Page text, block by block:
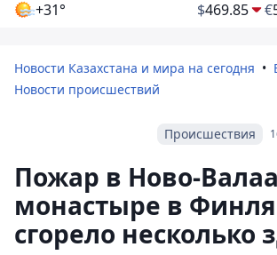
+31° $469.85 €
Новости Казахстана и мира на сегодня
Новости происшествий
Происшествия
Пожар в Ново-
монастыре в
сгорело несколько